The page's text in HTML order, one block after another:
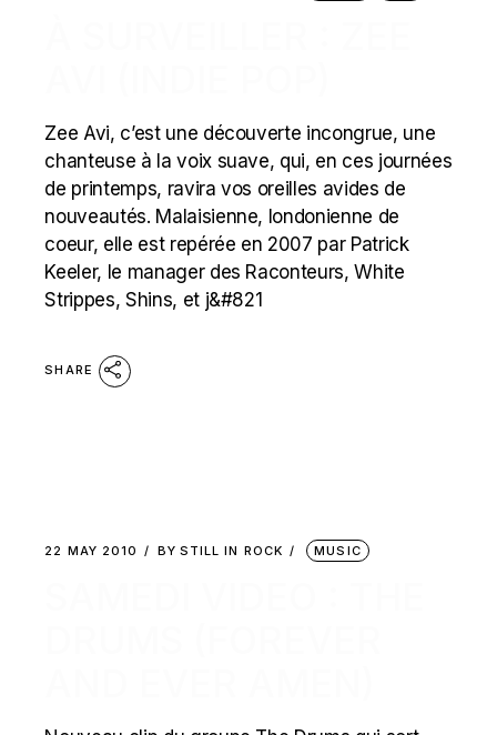
Zee Avi, c’est une découverte incongrue, une
chanteuse à la voix suave, qui, en ces journées
de printemps, ravira vos oreilles avides de
nouveautés. Malaisienne, londonienne de
coeur, elle est repérée en 2007 par Patrick
Keeler, le manager des Raconteurs, White
Strippes, Shins, et j&#821
SHARE
22 MAY 2010 BY STILL IN ROCK MUSIC